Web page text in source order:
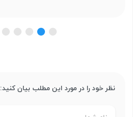
نظر خود را در مورد این مطلب بیان کنید: